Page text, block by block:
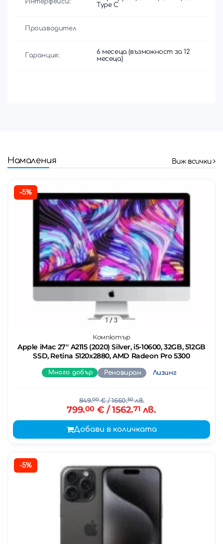
Type C
Производител
Гаранция:
6 месеца (възможност за 12
месеца)
Намаления Виж всички
-5%
Компютър
Apple iMac 27'' A2115 (2020) Silver, i5-10600, 32GB, 512GB
SSD, Retina 5120x2880, AMD Radeon Pro 5300
1 / 3
Много добър Реновиран Лизинг
849.00€/ 1660.50лв.
799.00€ / 1562.71 лв.
Добави в количката
-5%